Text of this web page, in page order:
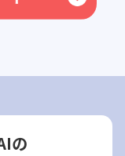
の